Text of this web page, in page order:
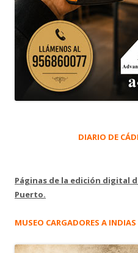
DIARIO DE
Páginas de la edición digital
Puerto.
MUSEO CARGADORES A INDIAS